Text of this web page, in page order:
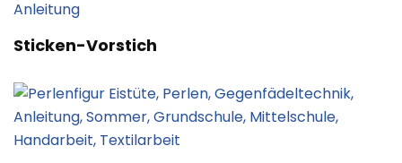
Sticken-Vorstich